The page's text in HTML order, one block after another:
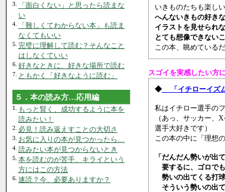
3.
「面白くない」と思ったら読まな
い
4.
「難しくてわからない本」も読ま
なくてもいい
5. 完璧に理解して読む？そんなこと
はしなくていい
6. 好きなときに、好きな場所で読む
7. ともかく「好きなように読む」
５．本の読み方…応用編
1.
もっと賢く、成功するように本を
読みたい！
2. 必見！読み返えすことの大切さ
3. お気に入りの本が見つかったら…
4. 読みたい本が見つからないとき
5. 本を読むのが苦手、キライという
方にはこの方法
6. 速読？今、必要ありますか？
いきものたちも楽し
へんないきもの好き
イラストを見せられ
とても想像できない
この本、眺めている
スゴイを実感したい方
◆ 「イチローイズム
私はイチロー選手のフ
（あっ、サッカー、
選手大好きです）
この本の中に「理想
「だんだん勢いが出
要するに、ゴロでも
勢いの出てくる打球
そういう勢いの出